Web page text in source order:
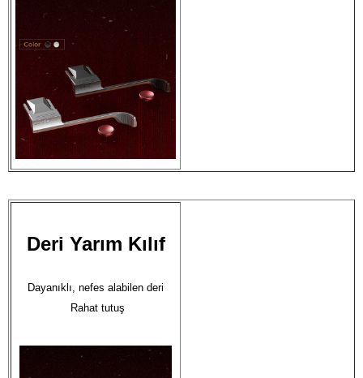
Deri Yarım Kılıf
Dayanıklı, nefes alabilen deri
Rahat tutuş